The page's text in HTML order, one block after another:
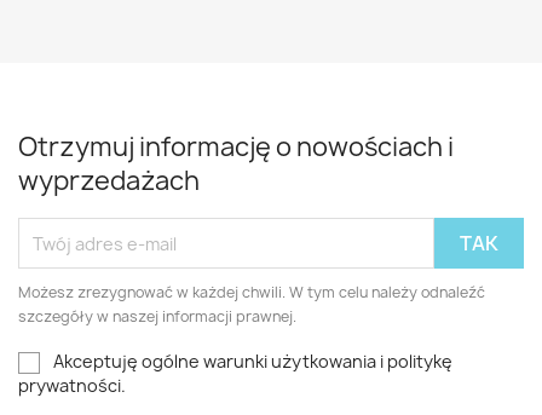
Otrzymuj informację o nowościach i
wyprzedażach
Możesz zrezygnować w każdej chwili. W tym celu należy odnaleźć
szczegóły w naszej informacji prawnej.
Akceptuję ogólne warunki użytkowania i politykę
prywatności.